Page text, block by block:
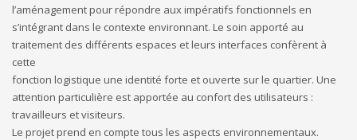
l’aménagement pour répondre aux impératifs fonctionnels en
s’intégrant dans le contexte environnant. Le soin apporté au
traitement des différents espaces et leurs interfaces confèrent à
cette
fonction logistique une identité forte et ouverte sur le quartier. Une
attention particulière est apportée au confort des utilisateurs :
travailleurs et visiteurs.
Le projet prend en compte tous les aspects environnementaux.